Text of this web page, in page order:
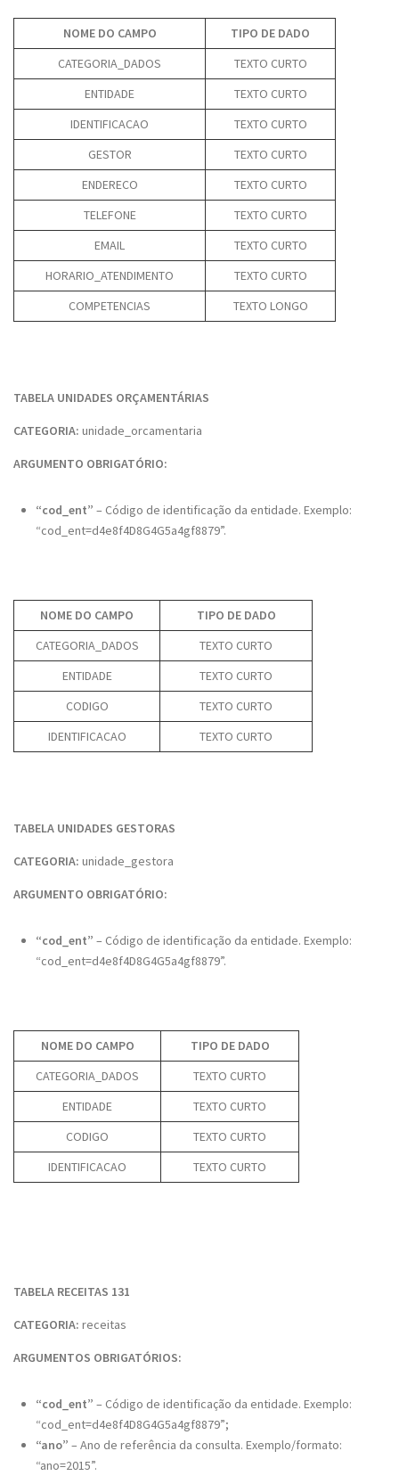
NOME DO CAMPO
TIPO DE DADO
CATEGORIA_DADOS
TEXTO CURTO
ENTIDADE
TEXTO CURTO
IDENTIFICACAO
TEXTO CURTO
GESTOR
TEXTO CURTO
ENDERECO
TEXTO CURTO
TELEFONE
TEXTO CURTO
EMAIL
TEXTO CURTO
HORARIO_ATENDIMENTO
TEXTO CURTO
COMPETENCIAS
TEXTO LONGO
TABELA UNIDADES ORÇAMENTÁRIAS
CATEGORIA: unidade_orcamentaria
ARGUMENTO OBRIGATÓRIO:
“cod_ent” – Código de identificação da entidade. Exemplo:
“cod_ent=d4e8f4D8G4G5a4gf8879”.
NOME DO CAMPO
TIPO DE DADO
CATEGORIA_DADOS
TEXTO CURTO
ENTIDADE
TEXTO CURTO
CODIGO
TEXTO CURTO
IDENTIFICACAO
TEXTO CURTO
TABELA UNIDADES GESTORAS
CATEGORIA: unidade_gestora
ARGUMENTO OBRIGATÓRIO:
“cod_ent” – Código de identificação da entidade. Exemplo:
“cod_ent=d4e8f4D8G4G5a4gf8879”.
NOME DO CAMPO
TIPO DE DADO
CATEGORIA_DADOS
TEXTO CURTO
ENTIDADE
TEXTO CURTO
CODIGO
TEXTO CURTO
IDENTIFICACAO
TEXTO CURTO
TABELA RECEITAS 131
CATEGORIA: receitas
ARGUMENTOS OBRIGATÓRIOS:
“cod_ent” – Código de identificação da entidade. Exemplo:
“cod_ent=d4e8f4D8G4G5a4gf8879”;
“ano” – Ano de referência da consulta. Exemplo/formato:
“ano=2015”.